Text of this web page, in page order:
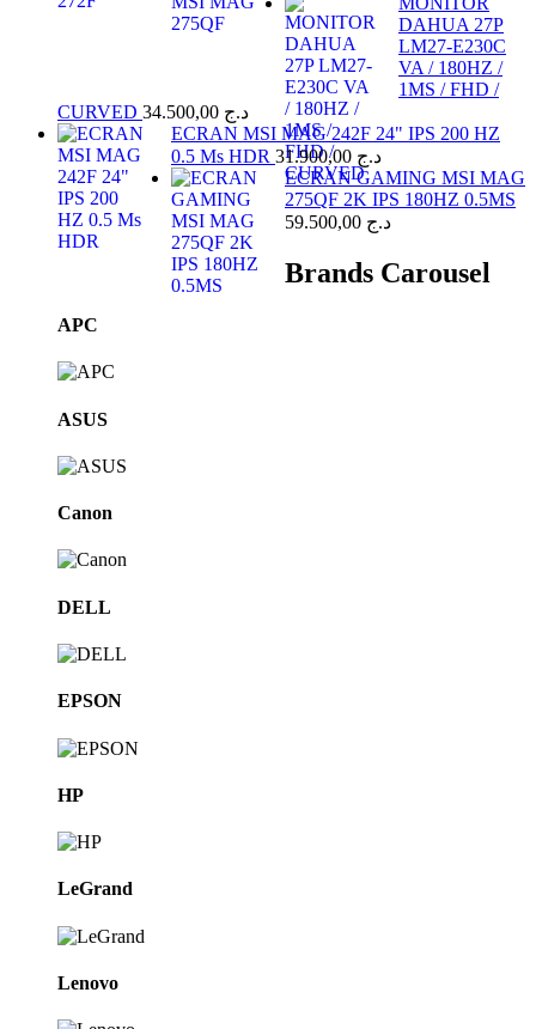
DAHUA 27P
LM27-E230C
VA / 180HZ /
1MS / FHD /
CURVED
د.ج
ECRAN MSI MAG 242F 24" IPS 200 HZ
0.5 Ms HDR
د.ج
ECRAN GAMING MSI MAG
275QF 2K IPS 180HZ 0.5MS
د.ج
Brands Carousel
APC
ASUS
Canon
DELL
EPSON
HP
LeGrand
Lenovo